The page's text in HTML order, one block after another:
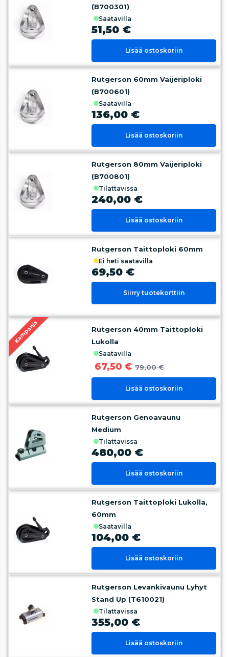
(B700301)
saatavilla
51,50 €
Lisää ostoskoriin
Rutgerson 60mm Vaijeriploki
(B700601)
saatavilla
136,00 €
Lisää ostoskoriin
Rutgerson 80mm Vaijeriploki
(B700801)
tilattavissa
240,00 €
Lisää ostoskoriin
Rutgerson Taittoploki 60mm
ei heti saatavilla
69,50 €
Siirry tuotekorttiin
Kampanja
Rutgerson 40mm Taittoploki
Lukolla
saatavilla
67,50 € 79,00 €
Lisää ostoskoriin
Rutgerson Genoavaunu
Medium
tilattavissa
480,00 €
Lisää ostoskoriin
Rutgerson Taittoploki Lukolla,
60mm
saatavilla
104,00 €
Lisää ostoskoriin
Rutgerson Levankivaunu Lyhyt
Stand Up (T610021)
tilattavissa
355,00 €
Lisää ostoskoriin